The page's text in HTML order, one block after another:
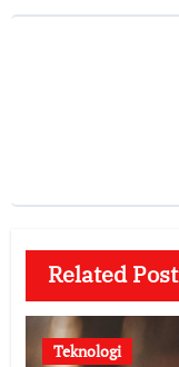
Related Post
Teknologi